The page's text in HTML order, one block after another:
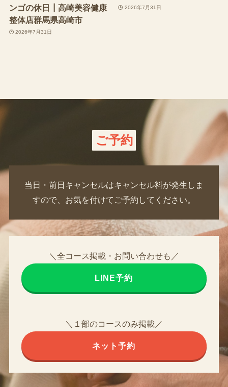
ンゴの休日┃高崎美容健康
整体店群馬県高崎市
2026年7月31日
2026年7月31日
ご予約
当日・前日キャンセルはキャンセル料が発生しま
すので、お気を付けてご予約してください。
＼全コース掲載・お問い合わせも／
LINE予約
＼１部のコースのみ掲載／
ネット予約